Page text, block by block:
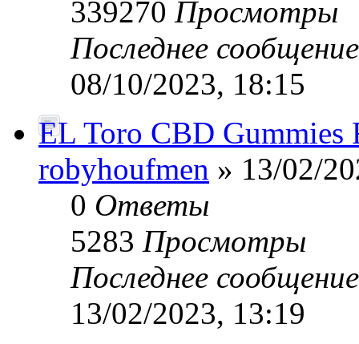
339270 Просмотры
Последнее
08/10/2023, 18:15
EL Toro CBD Gummies
robyhoufmen » 13/02/
0 Ответы
5283 Просмотры
Последнее
13/02/2023, 13:19